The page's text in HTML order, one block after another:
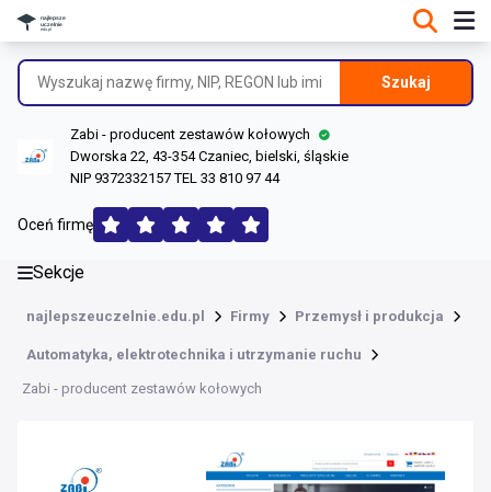
Szukaj
Zabi - producent zestawów kołowych
Dworska 22, 43-354 Czaniec, bielski, śląskie
NIP 9372332157 TEL 33 810 97 44
Oceń firmę
Sekcje
najlepszeuczelnie.edu.pl Firmy Przemysł i produkcja
Automatyka, elektrotechnika i utrzymanie ruchu
Zabi - producent zestawów kołowych
Informacje o firmie
Dane rejestrowe
Lokalizacje
Opinie (130)